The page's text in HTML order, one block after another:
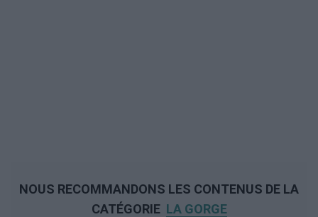
NOUS RECOMMANDONS LES CONTENUS DE LA
CATÉGORIE LA GORGE